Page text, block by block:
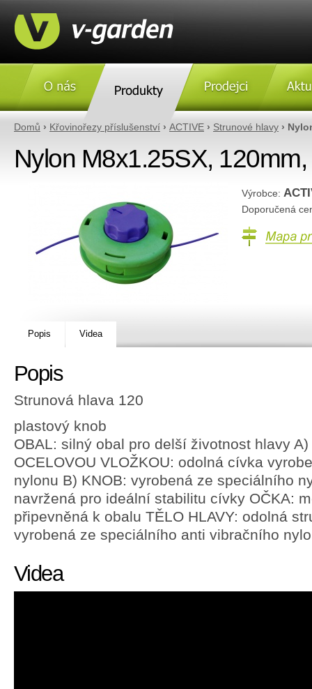
Domů › Křovinořezy příslušenství › ACTIVE › Strunové hlavy ›
Nylon M8x1.25SX,
Výrobce:
Doporučená
Mapa prodejců
Popis Videa
Popis
Strunová hlava 120
plastový knob
OBAL: silný obal pro delší životnost hlavy A)
OCELOVOU VLOŽKOU: odolná cívka
nylonu B) KNOB: vyrobená ze speciálního
navržená pro ideální stabilitu cívky OČKA:
připevněná k obalu TĚLO HLAVY: odolná
vyrobená ze speciálního anti vibračního
Videa
O nás Produkty Prodejci Aktulity